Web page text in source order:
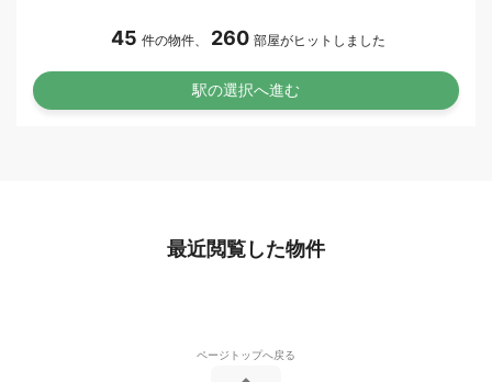
45 件の物件、 260 部屋がヒットしました
最近閲覧した物件